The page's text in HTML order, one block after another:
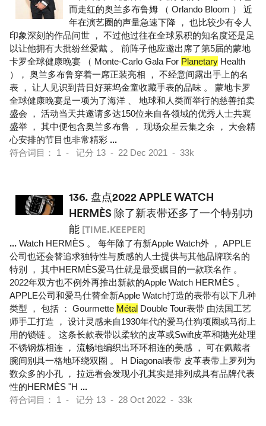
而走红的奥兰多布鲁姆 （ Orlando Bloom ） 近
年在演艺圈的声量急速下降 ， 也比较少有令人
印象深刻的作品问世 ， 不过他过往在全球累积的知名度还是足
以让他拥有大批纷丝爱戴 。 前阵子他应邀出席了第5届的蒙地
卡罗全球健康晚宴 （ Monte-Carlo Gala For Planetary Health
）， 奥兰多布鲁穿着一席正装亮相 ， 不经意间露出手上的名
表 ， 让人见识到昔日好莱坞金童收藏手表的品味 。 蒙地卡罗
全球健康晚宴是一项为了海洋 、 地球和人类而举行的慈善拍卖
盛会 ， 活动当天共邀请多达150位来自各领域的优秀人士共襄
盛举 ， 其中便包含奥兰多布鲁 ， 现场众星云集之余 ， 大会精
心安排的节目也非常精彩 ...
符合词目： 1 - 记分 13 - 22 Dec 2021 - 33k
136. 盘点2022 APPLE WATCH
HERMÈS 除了新表带还多了一个特别功
能 [TIME.KEEPER]
... Watch HERMÈS 。 每年除了有新Apple Watch外 ， APPLE
公司也还会替追求独特性与质感的人士提供与其他品牌联名的
特别 ， 其中HERMÈS爱马仕就是最受瞩目的一款联名作 。
2022年双方也不例外再推出新款的Apple Watch HERMÈS 。
APPLE公司和爱马仕替全新Apple Watch打造的表带有以下几种
类型 ， 包括 ： Gourmette Métal Double Tour表带 由法国工艺
师手工打造 ， 设计灵感来自1930年代的爱马仕狗项圈或马衔上
用的锁链 。 这条长款表带以柔软的皮革或Swift皮革和抛光处理
不锈钢炼相连 ， 流畅地编织出环环相连的美感 ， 可在佩戴者
腕间别具一格地环绕双圈 。 H Diagonal表带 皮革表带上罗列为
数众多的小孔 ， 拉远看会发现小孔其实是排列成具有品牌代表
性的HERMÈS "H ...
符合词目： 1 - 记分 13 - 28 Oct 2022 - 33k